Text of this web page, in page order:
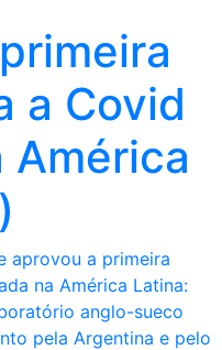
a Covid
América
aprovou a primeira
na América Latina:
anglo-sueco
pela Argentina e pelo